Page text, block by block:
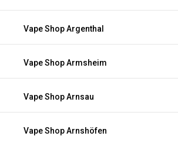
Vape Shop Argenthal
Vape Shop Armsheim
Vape Shop Arnsau
Vape Shop Arnshöfen